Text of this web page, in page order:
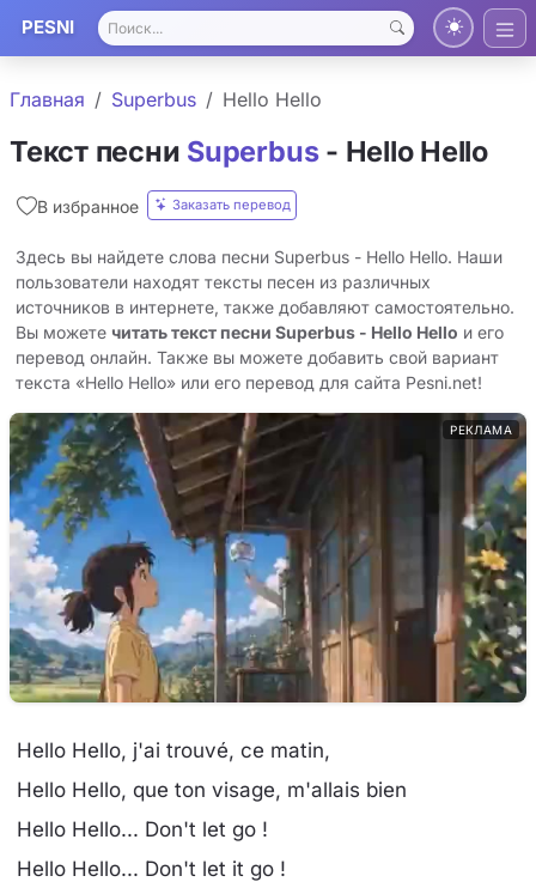
PESNI
Главная Superbus Hello Hello
Текст песни Superbus- Hello Hello
В избранное Заказать перевод
Здесь вы найдете слова песни Superbus - Hello Hello. Наши
пользователи находят тексты песен из различных
источников в интернете, также добавляют самостоятельно.
Вы можете читать текст песни Superbus - Hello Hello и его
перевод онлайн. Также вы можете добавить свой вариант
текста «Hello Hello» или его перевод для сайта Pesni.net!
РЕКЛАМА
Hello Hello, j'ai trouvé, ce matin,
Hello Hello, que ton visage, m'allais bien
Hello Hello... Don't let go !
Hello Hello... Don't let it go !